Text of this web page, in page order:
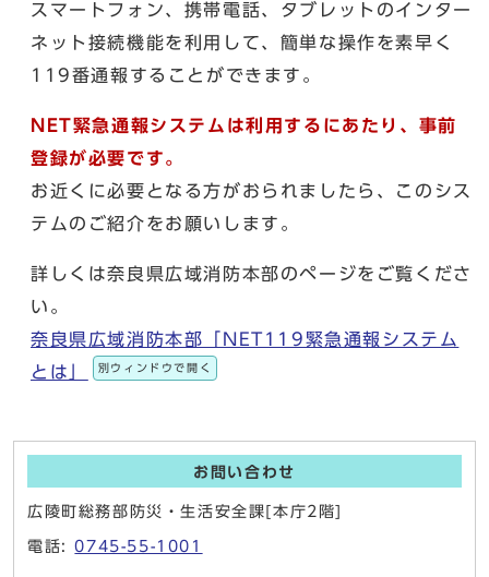
スマートフォン、携帯電話、タブレットのインター
ネット接続機能を利用して、簡単な操作を素早く
119番通報することができます。
NET緊急通報システムは利用するにあたり、事前
登録が必要です。
お近くに必要となる方がおられましたら、このシス
テムのご紹介をお願いします。
詳しくは奈良県広域消防本部のページをご覧くださ
い。
奈良県広域消防本部「NET119緊急通報システム
とは」
別ウィンドウで開く
お問い合わせ
広陵町総務部防災・生活安全課[本庁2階]
電話:0745-55-1001